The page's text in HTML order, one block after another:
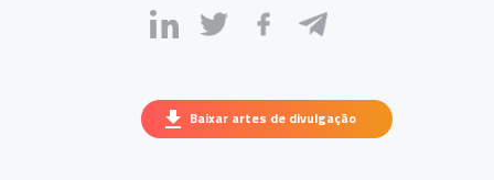
Baixar artes de divulgação